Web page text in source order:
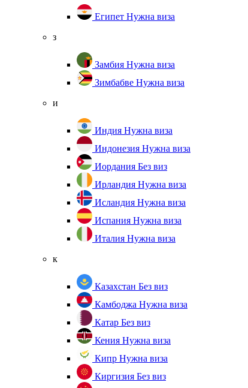
Египет Нужна виза
з
Замбия Нужна виза
Зимбабве Нужна виза
и
Индия Нужна виза
Индонезия Нужна виза
Иордания Без виз
Ирландия Нужна виза
Исландия Нужна виза
Испания Нужна виза
Италия Нужна виза
к
Казахстан Без виз
Камбоджа Нужна виза
Катар Без виз
Кения Нужна виза
Кипр Нужна виза
Киргизия Без виз